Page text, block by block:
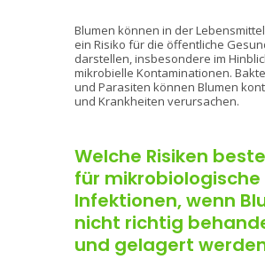
Blumen können in der
ein Risiko für die öffentliche
darstellen, insbesondere im
mikrobielle Kontaminationen.
und Parasiten können Blumen
und Krankheiten verursachen.
Welche Risiken
für mikrobiologische
Infektionen, wenn
nicht richtig
und gelagert